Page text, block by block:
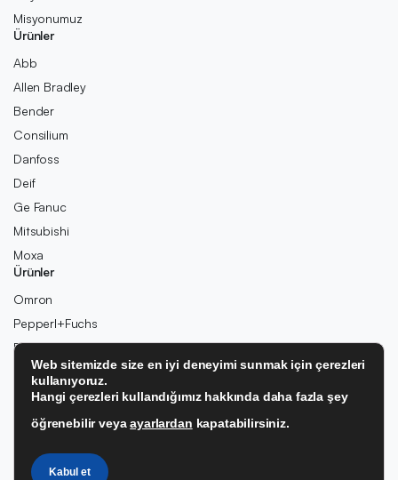
Misyonumuz
Ürünler
Abb
Allen Bradley
Bender
Consilium
Danfoss
Deif
Ge Fanuc
Mitsubishi
Moxa
Ürünler
Omron
Pepperl+Fuchs
Pilz
Rexroth
Rolls-Royce
Schneider
Wago
Web sitemizde size en iyi deneyimi sunmak için çerezleri
kullanıyoruz.
Hangi çerezleri kullandığımız hakkında daha fazla şey
öğrenebilir veyaayarlardan kapatabilirsiniz.
Kabul et